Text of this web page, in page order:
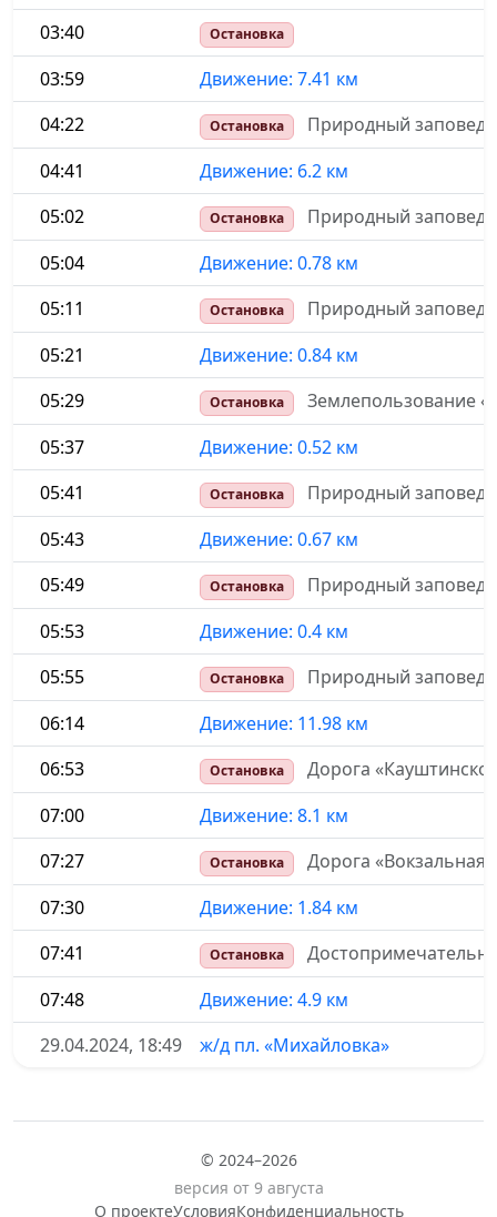
03:40
Остановка
03:59
Движение: 7.41 км
04:22
Остановка
Природный
04:41
Движение: 6.2 км
05:02
Остановка
Природный
05:04
Движение: 0.78 км
05:11
Остановка
Природный
05:21
Движение: 0.84 км
05:29
Остановка
Землепользование
05:37
Движение: 0.52 км
05:41
Остановка
Природный
05:43
Движение: 0.67 км
05:49
Остановка
Природный
05:53
Движение: 0.4 км
05:55
Остановка
Природный
06:14
Движение: 11.98 км
06:53
Остановка
Дорога
07:00
Движение: 8.1 км
07:27
Остановка
Дорога «Вокзальная
07:30
Движение: 1.84 км
07:41
Остановка
07:48
Движение: 4.9 км
29.04.2024, 18:49
ж/д пл. «Михайловка»
© 2024–2026
версия от 9 августа
О проектеУсловияКонфиденциальность